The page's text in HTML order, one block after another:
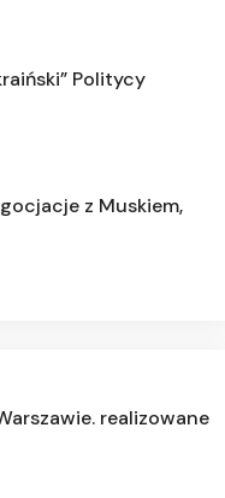
Politycy
z Muskiem,
realizowane